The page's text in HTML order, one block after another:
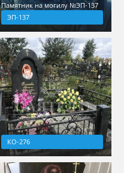
Памятник на могилу №ЭП-137
ЭП-137
КО-276